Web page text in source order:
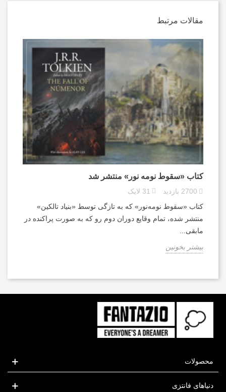
مقالات مرتبط
کتاب «سقوط نومه نور» منتشر شد
2700 بازدید 31 لایک
کتاب «سقوط نومه‌نور» که به تازگی توسط «بنیاد تالکین»
منتشر شده، تمام وقایع دوران دوم رو که به صورت پراکنده در
مابقی...
بیشتر بخونین
محصولات
دنیاهای فانتزی